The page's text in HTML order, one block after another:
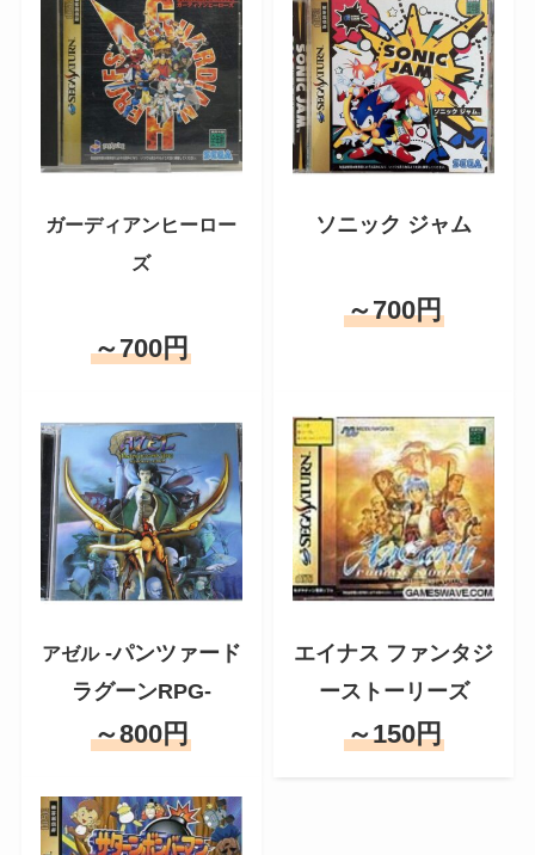
ガーディアンヒーロー
ズ
～700円
ソニック ジャム
～700円
アゼル-パンツァード
ラグーンRPG-
～800円
エイナス ファンタジ
ーストーリーズ
～150円